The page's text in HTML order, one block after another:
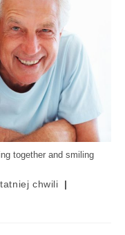
together and smiling
chwili